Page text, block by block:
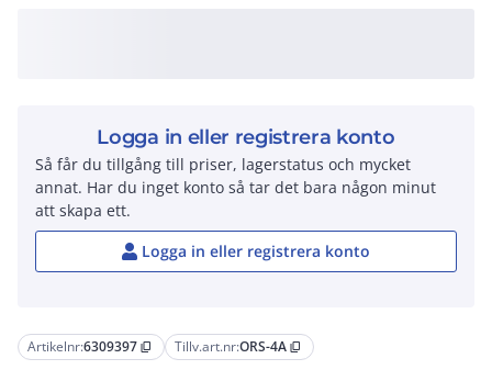
Artikelnr:6309397 content_copy Tillv.art.nr:ORS-4A content_copy
Logga in eller registrera konto
Så får du tillgång till priser, lagerstatus och mycket
annat. Har du inget konto så tar det bara någon minut
att skapa ett.
Logga in eller registrera konto